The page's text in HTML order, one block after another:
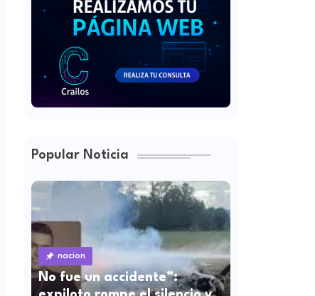
Popular Noticia
nacion
No fue un accidente”: